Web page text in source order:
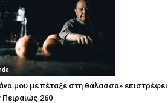
μου με πέταξε στη θάλασσα» επιστρέφει
Πειραιώς 260